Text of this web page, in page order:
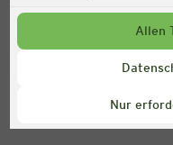
Allen
Nur
Service
Montag bis